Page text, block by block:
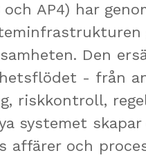
AP4) har
Den
- från
riskkontroll,
systemet
och